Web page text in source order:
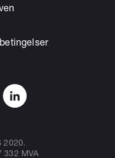
2020.
332 MVA